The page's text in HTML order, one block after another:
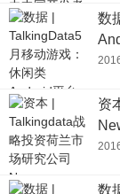
数
资
数